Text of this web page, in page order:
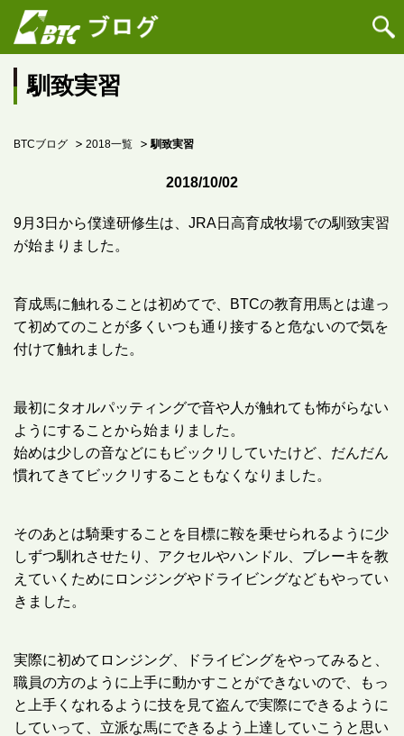
馴致実習
BTCブログ 2018一覧 馴致実習
2018/10/02
9月3日から僕達研修生は、JRA日高育成牧場での馴致実習
が始まりました。
育成馬に触れることは初めてで、BTCの教育用馬とは違っ
て初めてのことが多くいつも通り接すると危ないので気を
付けて触れました。
最初にタオルパッティングで音や人が触れても怖がらない
ようにすることから始まりました。
始めは少しの音などにもビックリしていたけど、だんだん
慣れてきてビックリすることもなくなりました。
そのあとは騎乗することを目標に鞍を乗せられるように少
しずつ馴れさせたり、アクセルやハンドル、ブレーキを教
えていくためにロンジングやドライビングなどもやってい
きました。
実際に初めてロンジング、ドライビングをやってみると、
職員の方のように上手に動かすことができないので、もっ
と上手くなれるように技を見て盗んで実際にできるように
していって、立派な馬にできるよう上達していこうと思い